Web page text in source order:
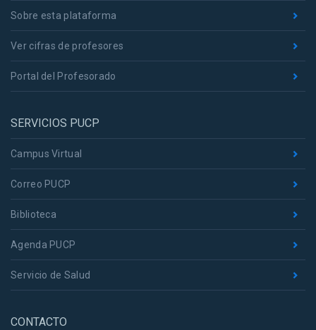
Sobre esta plataforma
Ver cifras de profesores
Portal del Profesorado
SERVICIOS PUCP
Campus Virtual
Correo PUCP
Biblioteca
Agenda PUCP
Servicio de Salud
CONTACTO